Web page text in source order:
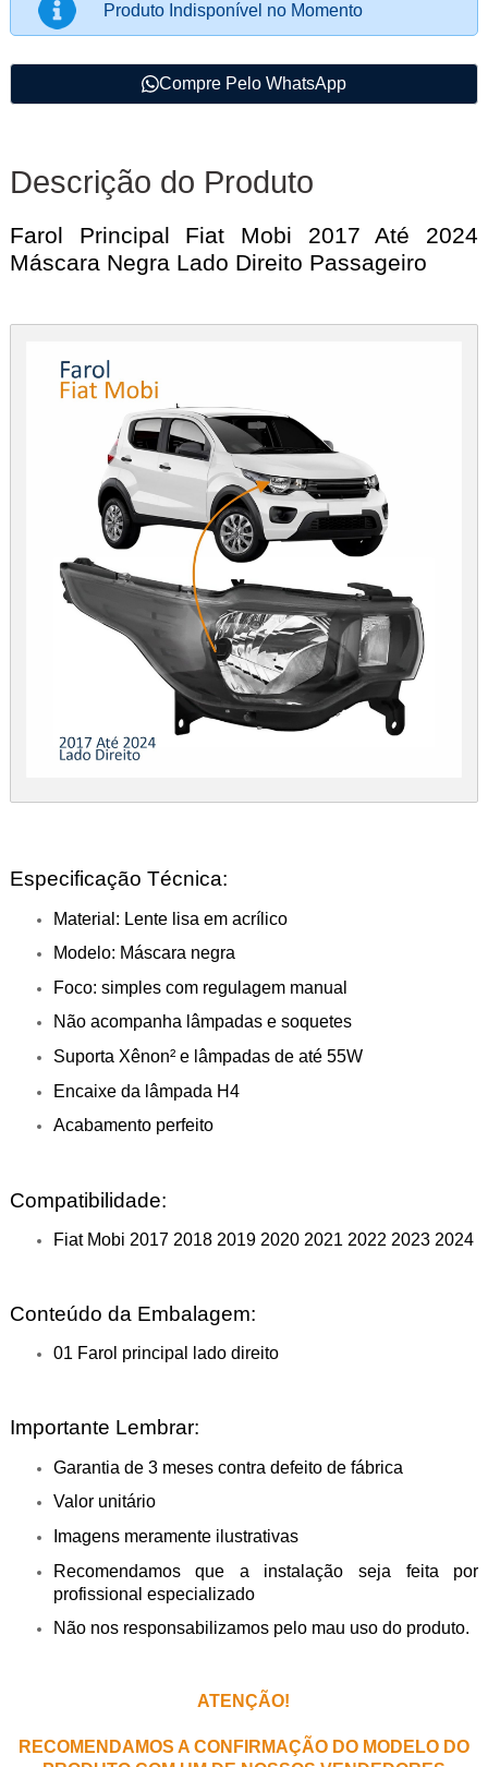
Produto Indisponível no Momento
Compre Pelo WhatsApp
Descrição do Produto
Farol Principal Fiat Mobi 2017 Até 2024
Máscara Negra Lado Direito Passageiro
Especificação Técnica:
Material: Lente lisa em acrílico
Modelo: Máscara negra
Foco: simples com regulagem manual
Não acompanha lâmpadas e soquetes
Suporta Xênon² e lâmpadas de até 55W
Encaixe da lâmpada H4
Acabamento perfeito
Compatibilidade:
Fiat Mobi 2017 2018 2019 2020 2021 2022 2023 2024
Conteúdo da Embalagem:
01 Farol principal lado direito
Importante Lembrar:
Garantia de 3 meses contra defeito de fábrica
Valor unitário
Imagens meramente ilustrativas
Recomendamos que a instalação seja feita por
profissional especializado
Não nos responsabilizamos pelo mau uso do produto.
ATENÇÃO!
RECOMENDAMOS A CONFIRMAÇÃO DO MODELO DO